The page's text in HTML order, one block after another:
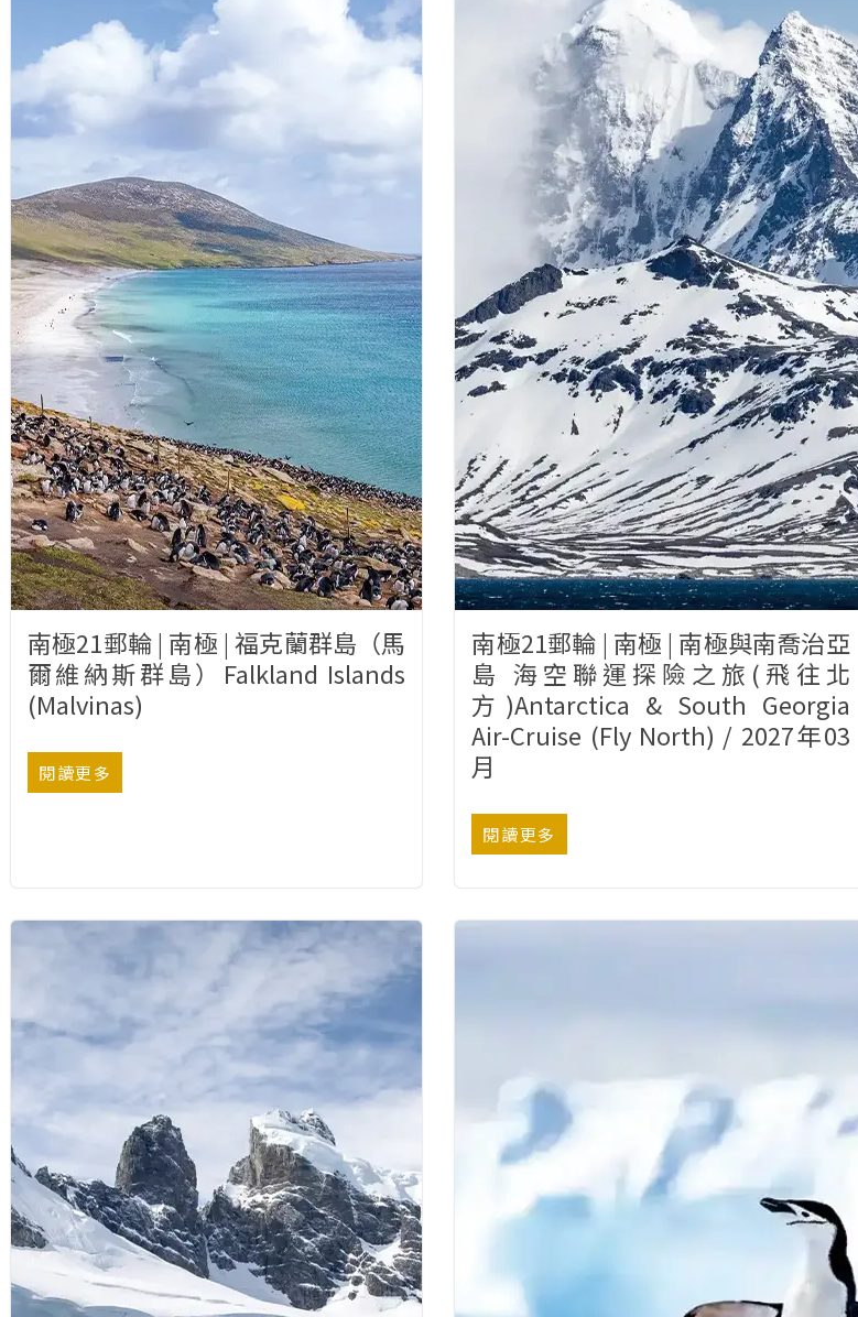
南極21郵輪 | 南極 | 福克蘭群島（馬
爾維納斯群島）Falkland Islands
(Malvinas)
閱讀更多
南極21郵輪 | 南極 | 南極與南喬治亞
島 海空聯運探險之旅(飛往北
方)Antarctica & South Georgia
Air-Cruise (Fly North) / 2027年03
月
閱讀更多